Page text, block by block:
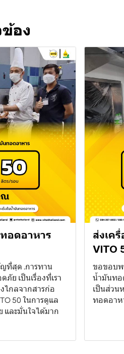
อง
อดอาหาร
ที่สุด .การทาน
ย เป็นเรื่องที่เรา
ไกลจากสารก่อ
50 ในการดูแล
ละมั่นใจได้มาก
ส่งเค
VITO
ขอขอบพ
น้ำมันทอ
เป็นส่วน
ทอดอาห